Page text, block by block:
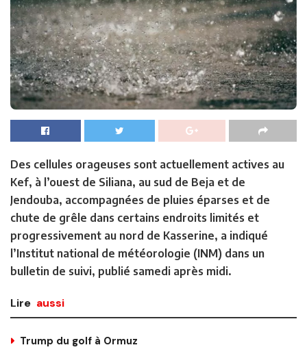
Des cellules orageuses sont actuellement actives au
Kef, à l’ouest de Siliana, au sud de Beja et de
Jendouba, accompagnées de pluies éparses et de
chute de grêle dans certains endroits limités et
progressivement au nord de Kasserine, a indiqué
l’Institut national de météorologie (INM) dans un
bulletin de suivi, publié samedi après midi.
Lire aussi
Trump du golf à Ormuz